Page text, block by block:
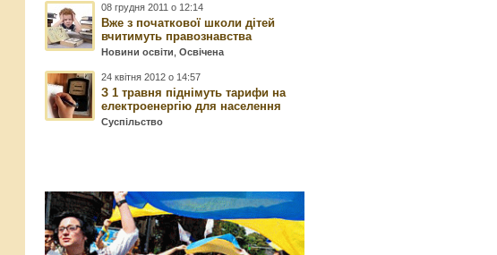
08 грудня 2011 о 12:14
Вже з початкової школи дітей
вчитимуть правознавства
Новини освіти ,Освічена
24 квітня 2012 о 14:57
З 1 травня піднімуть тарифи на
електроенергію для населення
Суспільство